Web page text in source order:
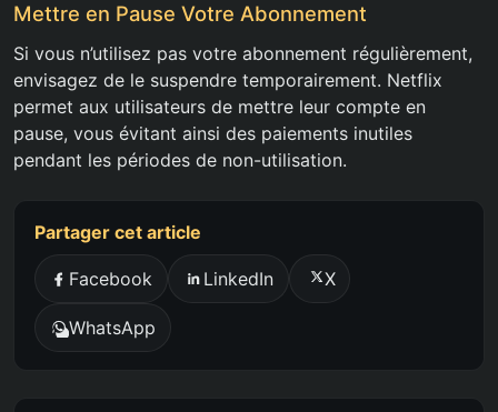
Mettre en Pause Votre Abonnement
Si vous n’utilisez pas votre abonnement régulièrement,
envisagez de le suspendre temporairement. Netflix
permet aux utilisateurs de mettre leur compte en
pause, vous évitant ainsi des paiements inutiles
pendant les périodes de non-utilisation.
Partager cet article
Facebook LinkedIn X
WhatsApp